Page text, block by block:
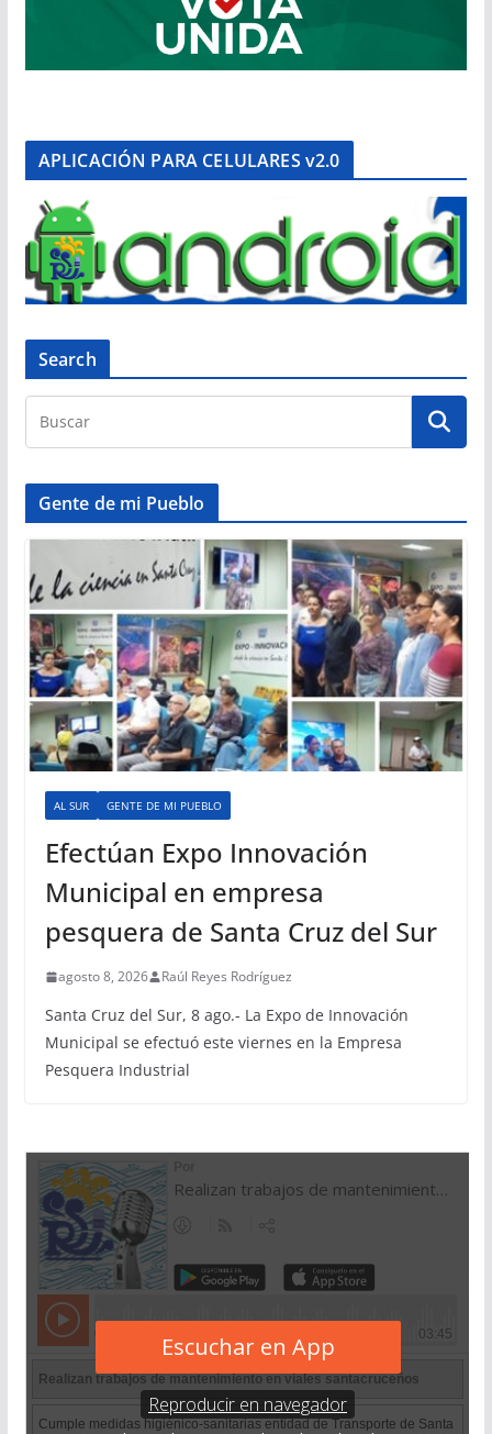
APLICACIÓN PARA CELULARES v2.0
Search
Gente de mi Pueblo
AL SUR GENTE DE MI PUEBLO
Efectúan Expo Innovación
Municipal en empresa
pesquera de Santa Cruz del Sur
agosto 8, 2026 Raúl Reyes Rodríguez
Santa Cruz del Sur, 8 ago.- La Expo de Innovación
Municipal se efectuó este viernes en la Empresa
Pesquera Industrial